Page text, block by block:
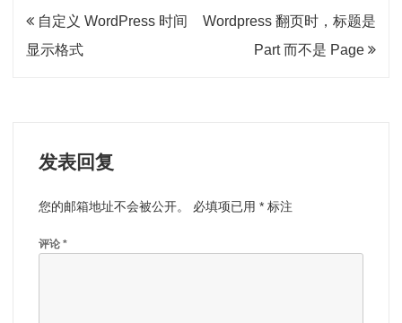
文
章
自定义 WordPress 时间
显示格式
Wordpress 翻页时，标题是
Part 而不是 Page
发表回复
您的邮箱地址不会被公开。 必填项已用 * 标注
评论 *